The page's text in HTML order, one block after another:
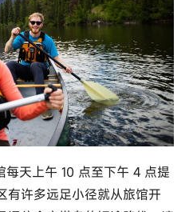
天上午 10 点至下午 4 点提
有许多远足小径就从旅馆开